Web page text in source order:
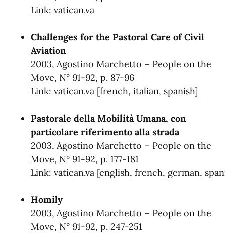
Link:vatican.va
Challenges for the Pastoral Care of Civil
Aviation
2003, Agostino Marchetto – People on the
Move, N° 91-92, p. 87-96
Link:vatican.va [french,italian, spanish]
Pastorale della Mobilità Umana, con
particolare riferimento alla strada
2003, Agostino Marchetto – People on the
Move, N° 91-92, p. 177-181
Link:vatican.va [english,french, german,
Homily
2003, Agostino Marchetto – People on the
Move, N° 91-92, p. 247-251